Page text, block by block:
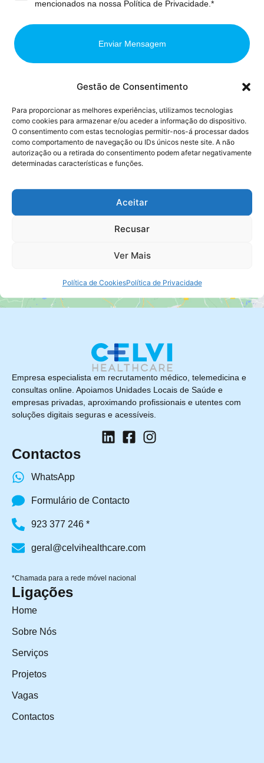
Gestão de Consentimento
Para proporcionar as melhores experiências, utilizamos tecnologias
como cookies para armazenar e/ou aceder a informação do dispositivo.
O consentimento com estas tecnologias permitir-nos-á processar dados
como comportamento de navegação ou IDs únicos neste site. A não
autorização ou a retirada do consentimento podem afetar negativamente
determinadas características e funções.
Aceitar
Recusar
Ver Mais
Política de CookiesPolítica de Privacidade
mencionados na nossa Política de Privacidade.*
Enviar Mensagem
Click to accept marketing cookies and
Empresa especialista em recrutamento médico, telemedicina e
consultas online. Apoiamos Unidades Locais de Saúde e
empresas privadas, aproximando profissionais e utentes com
soluções digitais seguras e acessíveis.
Contactos
WhatsApp
Formulário de Contacto
923 377 246 *
geral@celvihealthcare.com
*Chamada para a rede móvel nacional
Ligações
Home
Sobre Nós
Serviços
Projetos
Vagas
Contactos